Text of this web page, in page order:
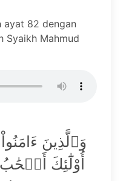
ayat 82 dengan
Syaikh Mahmud
وَٱلَّذِينَ
أُوْلَٰٓئِكَ